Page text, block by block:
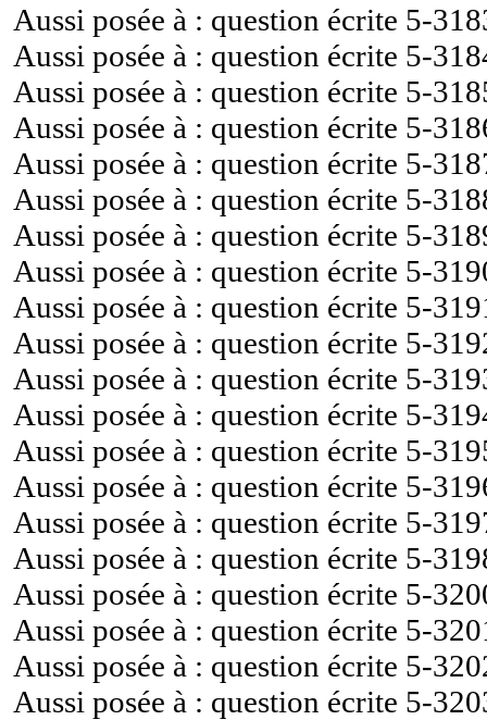
Aussi posée à : question écrite 5-
Aussi posée à : question écrite 5-
Aussi posée à : question écrite 5-
Aussi posée à : question écrite 5-
Aussi posée à : question écrite 5-
Aussi posée à : question écrite 5-
Aussi posée à : question écrite 5-
Aussi posée à : question écrite 5-
Aussi posée à : question écrite 5-
Aussi posée à : question écrite 5-
Aussi posée à : question écrite 5-
Aussi posée à : question écrite 5-
Aussi posée à : question écrite 5-
Aussi posée à : question écrite 5-
Aussi posée à : question écrite 5-
Aussi posée à : question écrite 5-
Aussi posée à : question écrite 5-
Aussi posée à : question écrite 5-
Aussi posée à : question écrite 5-
Aussi posée à : question écrite 5-